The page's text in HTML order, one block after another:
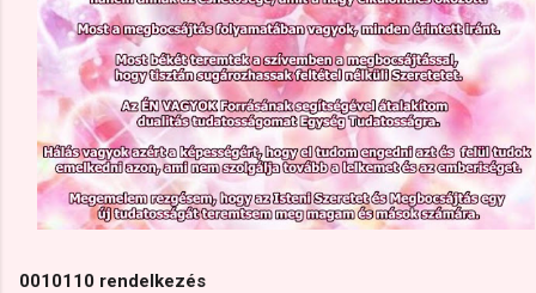
0010110 rendelkezés